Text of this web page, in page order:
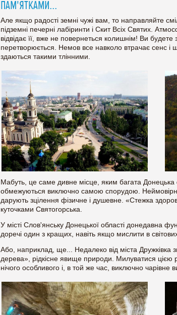
ПАМ'ЯТКАМИ...
Але якщо радості земні чужі вам, то направляйте
підземні печерні лабіринти і Скит Всіх Святих.
відвідає її, вже не повернеться колишнім! Ви будете
перетворюється. Немов все навколо втрачає сенс і
здаються такими тлінними.
Мабуть, це саме дивне місце, яким багата
обмежуються виключно самою спорудою. Неймовірні
дарують зцілення фізичне і душевне. «Стежка
куточками Святогорська.
У місті Слов'янську Донецької області донедавна
доречі один з кращих, навіть якщо мислити в
Або, наприклад, ще... Недалеко від міста Дружківка
дерева», рідкісне явище природи. Милуватися
нічого особливого і, в той же час, виключно чарівне